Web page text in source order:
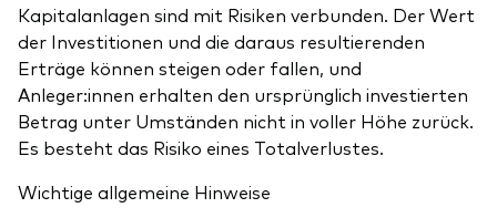
Kapitalanlagen sind mit Risiken verbunden. Der Wert
der Investitionen und die daraus resultierenden
Erträge können steigen oder fallen, und
Anleger:innen erhalten den ursprünglich investierten
Betrag unter Umständen nicht in voller Höhe zurück.
Es besteht das Risiko eines Totalverlustes.
Wichtige allgemeine Hinweise